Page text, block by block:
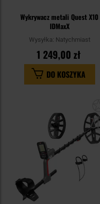
Wykrywacz metali Quest X10
IDMaxX
Wysyłka: Natychmiast
1 249,00 zł
DO KOSZYKA